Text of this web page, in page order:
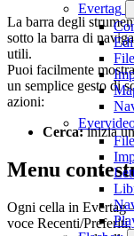
Evertag
File
La barra degli
sotto la barra di
utili.
Puoi facilmente
un semplice gesto di
azioni:
Cerca:inizia
Menu
Ogni cella in Evertag
voce Recenti/